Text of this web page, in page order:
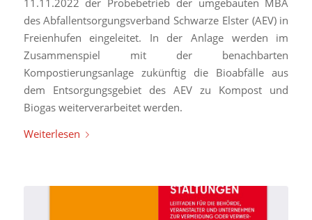
11.11.2022 der Probebetrieb der umgebauten MBA
des Abfallentsorgungsverband Schwarze Elster (AEV) in
Freienhufen eingeleitet. In der Anlage werden im
Zusammenspiel mit der benachbarten
Kompostierungsanlage zukünftig die Bioabfälle aus
dem Entsorgungsgebiet des AEV zu Kompost und
Biogas weiterverarbeitet werden.
Weiterlesen